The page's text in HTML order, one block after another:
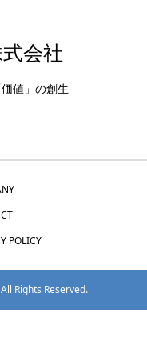
会社
値」の創生
POLICY
Rights Reserved.